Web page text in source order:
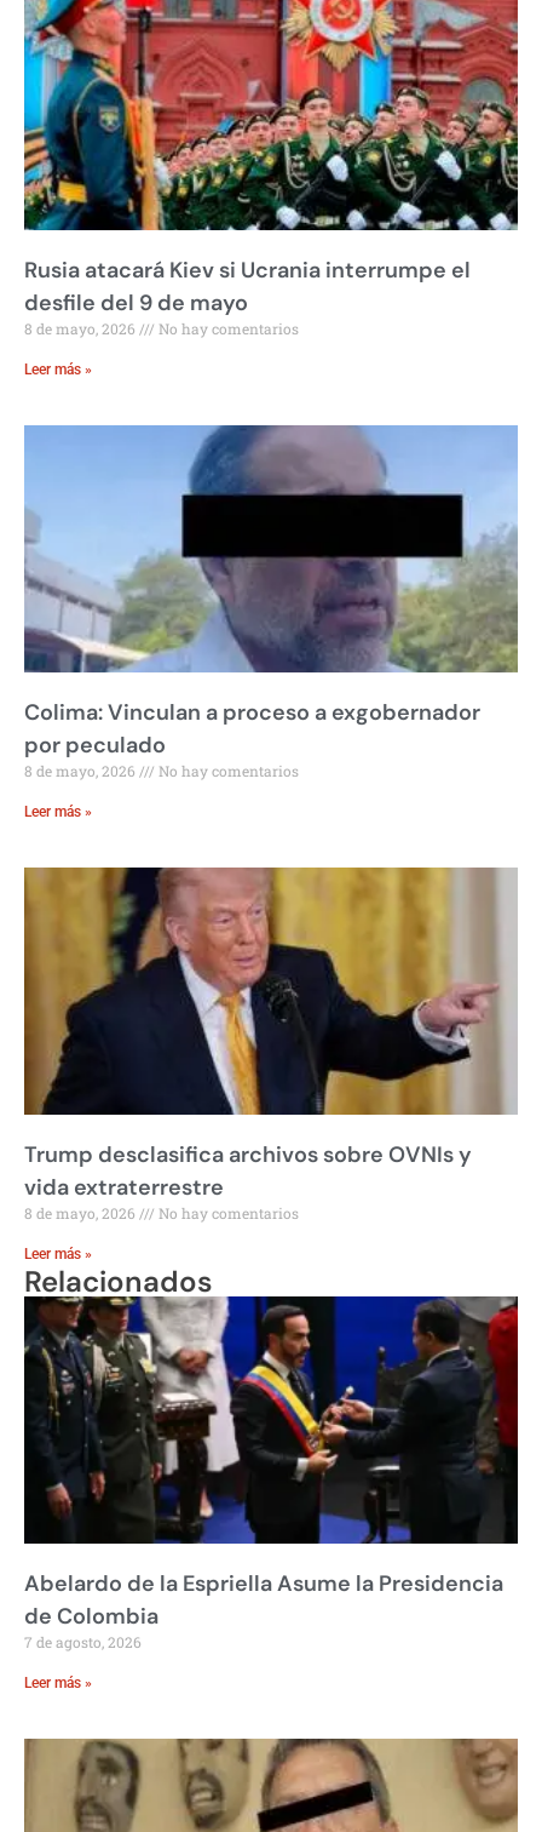
Rusia atacará Kiev si Ucrania interrumpe el
desfile del 9 de mayo
8 de mayo, 2026 No hay comentarios
Leer más »
Colima: Vinculan a proceso a exgobernador
por peculado
8 de mayo, 2026 No hay comentarios
Leer más »
Trump desclasifica archivos sobre OVNIs y
vida extraterrestre
8 de mayo, 2026 No hay comentarios
Leer más »
Relacionados
Abelardo de la Espriella Asume la Presidencia
de Colombia
7 de agosto, 2026
Leer más »